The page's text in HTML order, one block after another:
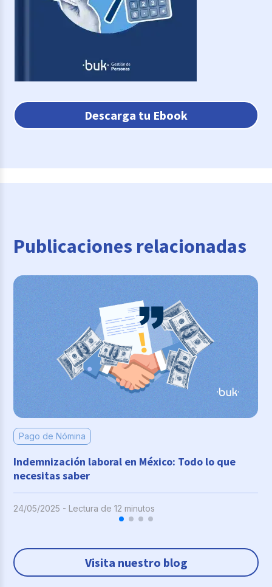
Descarga tu Ebook
Publicaciones relacionadas
Pago de Nómina
Indemnización laboral en México: Todo lo que
necesitas saber
24/05/2025 - Lectura de 12 minutos
Visita nuestro blog